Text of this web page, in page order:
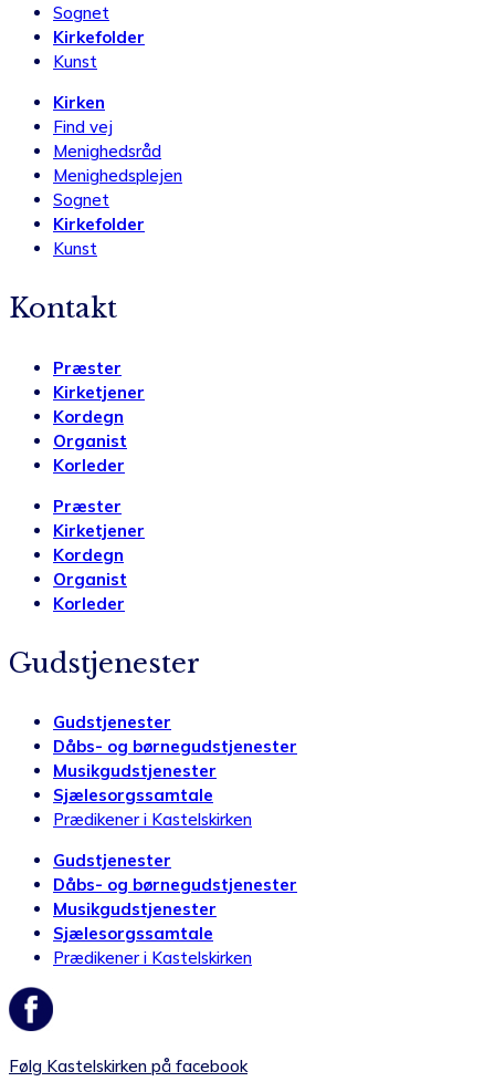
Sognet
Kirkefolder
Kunst
Kirken
Find vej
Menighedsråd
Menighedsplejen
Sognet
Kirkefolder
Kunst
Kontakt
Præster
Kirketjener
Kordegn
Organist
Korleder
Præster
Kirketjener
Kordegn
Organist
Korleder
Gudstjenester
Gudstjenester
Dåbs- og børnegudstjenester
Musikgudstjenester
Sjælesorgssamtale
Prædikener i Kastelskirken
Gudstjenester
Dåbs- og børnegudstjenester
Musikgudstjenester
Sjælesorgssamtale
Prædikener i Kastelskirken
Følg Kastelskirken på facebook